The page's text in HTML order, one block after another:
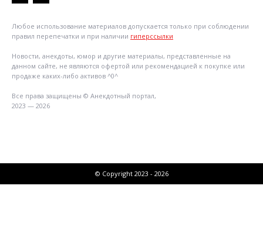
Любое использование материалов допускается только при соблюдении
правил перепечатки и при наличии гиперссылки
Новости, анекдоты, юмор и другие материалы, представленные на
данном сайте, не являются офертой или рекомендацией к покупке или
продаже каких-либо активов ^0^
Все права защищены © Анекдотный портал,
2023 — 2026
© Copyright 2023 - 2026